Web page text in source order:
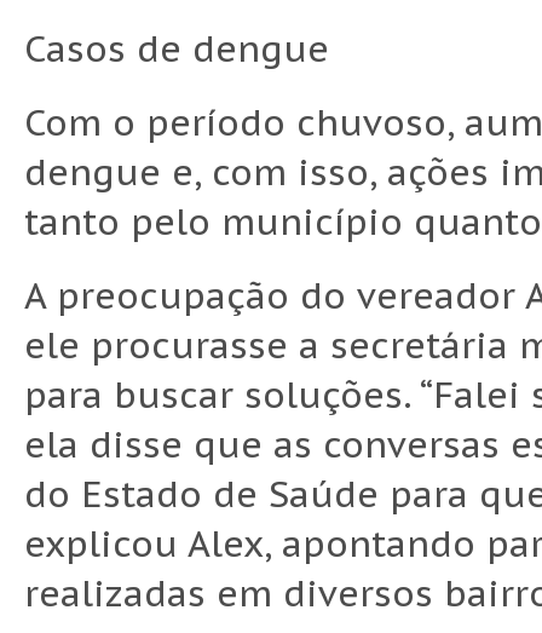
Casos de dengue
Com o período chuvoso,
dengue e, com isso, ações
tanto pelo município
A preocupação do vereador
ele procurasse a secretária
para buscar soluções.
ela disse que as conversas
do Estado de Saúde para
explicou Alex, apontando
realizadas em diversos